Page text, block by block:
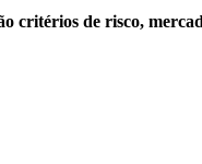
critérios de risco,